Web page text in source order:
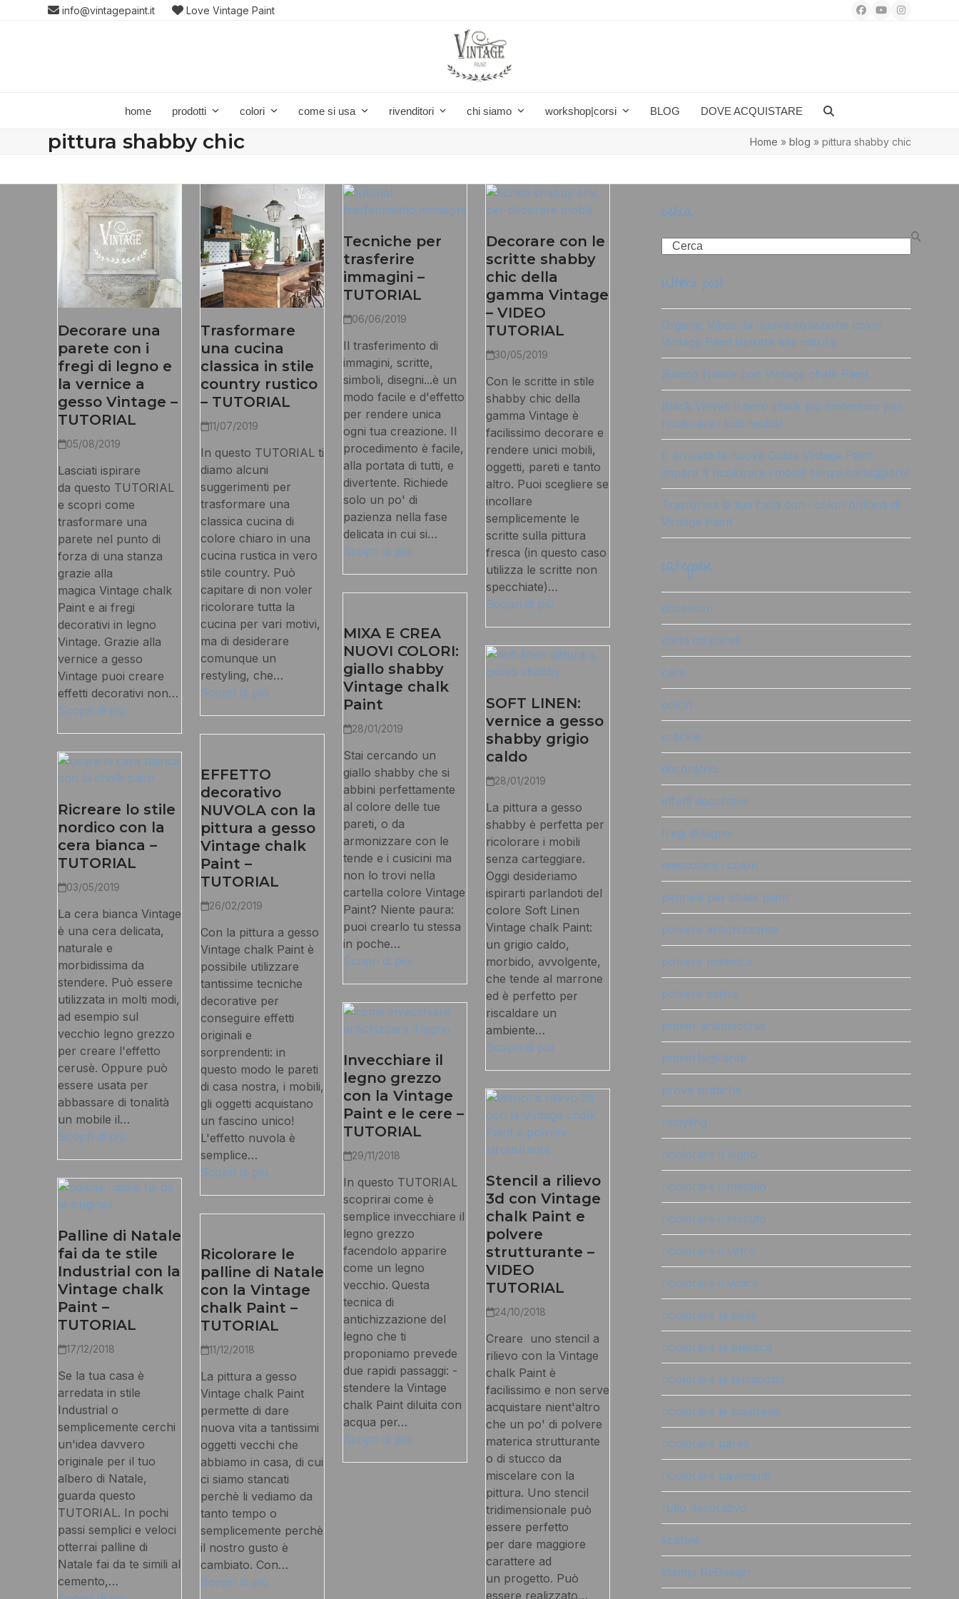
info@vintagepaint.it Love Vintage Paint Facebook
YouTubeInstagram
home prodotti colori come si usa rivenditori chi siamo workshop|corsi BLOG DOVE ACQUISTARE
pittura shabby chic Home » blog » pittura shabby chic
Decorare una
parete con i
fregi di legno e
la vernice a
gesso Vintage –
TUTORIAL
05/08/2019
Lasciati ispirare
da questo TUTORIAL
e scopri come
trasformare una
parete nel punto di
forza di una stanza
grazie alla
magica Vintage chalk
Paint e ai fregi
decorativi in legno
Vintage. Grazie alla
vernice a gesso
Vintage puoi creare
effetti decorativi non…
Scopri di più
Trasformare
una cucina
classica in stile
country rustico
– TUTORIAL
11/07/2019
In questo TUTORIAL ti
diamo alcuni
suggerimenti per
trasformare una
classica cucina di
colore chiaro in una
cucina rustica in vero
stile country. Può
capitare di non voler
ricolorare tutta la
cucina per vari motivi,
ma di desiderare
comunque un
restyling, che…
Scopri di più
Tecniche per
trasferire
immagini –
TUTORIAL
06/06/2019
Il trasferimento di
immagini, scritte,
simboli, disegni...è un
modo facile e d'effetto
per rendere unica
ogni tua creazione. Il
procedimento è facile,
alla portata di tutti, e
divertente. Richiede
solo un po' di
pazienza nella fase
delicata in cui si…
Scopri di più
Decorare con le
scritte shabby
chic della
gamma Vintage
– VIDEO
TUTORIAL
30/05/2019
Con le scritte in stile
shabby chic della
gamma Vintage è
facilissimo decorare e
rendere unici mobili,
oggetti, pareti e tanto
altro. Puoi scegliere se
incollare
semplicemente le
scritte sulla pittura
fresca (in questo caso
utilizza le scritte non
specchiate)…
Scopri di più
Ricreare lo stile
nordico con la
cera bianca –
TUTORIAL
03/05/2019
La cera bianca Vintage
è una cera delicata,
naturale e
morbidissima da
stendere. Può essere
utilizzata in molti modi,
ad esempio sul
vecchio legno grezzo
per creare l'effetto
cerusè. Oppure può
essere usata per
abbassare di tonalità
un mobile il…
Scopri di più
EFFETTO
decorativo
NUVOLA con la
pittura a gesso
Vintage chalk
Paint –
TUTORIAL
26/02/2019
Con la pittura a gesso
Vintage chalk Paint è
possibile utilizzare
tantissime tecniche
decorative per
conseguire effetti
originali e
sorprendenti: in
questo modo le pareti
di casa nostra, i mobili,
gli oggetti acquistano
un fascino unico!
L'effetto nuvola è
semplice…
Scopri di più
MIXA E CREA
NUOVI COLORI:
giallo shabby
Vintage chalk
Paint
28/01/2019
Stai cercando un
giallo shabby che si
abbini perfettamente
al colore delle tue
pareti, o da
armonizzare con le
tende e i cusicini ma
non lo trovi nella
cartella colore Vintage
Paint? Niente paura:
puoi crearlo tu stessa
in poche…
Scopri di più
SOFT LINEN:
vernice a gesso
shabby grigio
caldo
28/01/2019
La pittura a gesso
shabby è perfetta per
ricolorare i mobili
senza carteggiare.
Oggi desideriamo
ispirarti parlandoti del
colore Soft Linen
Vintage chalk Paint:
un grigio caldo,
morbido, avvolgente,
che tende al marrone
ed è perfetto per
riscaldare un
ambiente…
Scopri di più
Palline di Natale
fai da te stile
Industrial con la
Vintage chalk
Paint –
TUTORIAL
17/12/2018
Se la tua casa è
arredata in stile
Industrial o
semplicemente cerchi
un'idea davvero
originale per il tuo
albero di Natale,
guarda questo
TUTORIAL. In pochi
passi semplici e veloci
otterrai palline di
Natale fai da te simili al
cemento,…
Ricolorare le
palline di Natale
con la Vintage
chalk Paint –
TUTORIAL
11/12/2018
La pittura a gesso
Vintage chalk Paint
permette di dare
nuova vita a tantissimi
oggetti vecchi che
abbiamo in casa, di cui
ci siamo stancati
perchè li vediamo da
tanto tempo o
semplicemente perchè
il nostro gusto è
cambiato. Con…
Scopri di più
Invecchiare il
legno grezzo
con la Vintage
Paint e le cere –
TUTORIAL
29/11/2018
In questo TUTORIAL
scoprirai come è
semplice invecchiare il
legno grezzo
facendolo apparire
come un legno
vecchio. Questa
tecnica di
antichizzazione del
legno che ti
proponiamo prevede
due rapidi passaggi: -
stendere la Vintage
chalk Paint diluita con
acqua per…
Scopri di più
Stencil a rilievo
3d con Vintage
chalk Paint e
polvere
strutturante –
VIDEO
TUTORIAL
24/10/2018
Creare uno stencil a
rilievo con la Vintage
chalk Paint è
facilissimo e non serve
acquistare nient'altro
che un po' di polvere
materica strutturante
o di stucco da
miscelare con la
pittura. Uno stencil
tridimensionale può
essere perfetto
per dare maggiore
carattere ad
un progetto. Può
essere realizzato…
cerca
Search
ultimi post
Organic Vibes: la nuova collezione colori
Vintage Paint ispirata alla natura
Bianco Natale con Vintage chalk Paint
Black Velvet: il nero chalk più misterioso per
ricolorare i tuoi mobili!
È arrivata la nuova Guida Vintage Paint:
impara a ricolorare i mobili senza carteggiare!
Trasforma la tua casa con i colori brillanti di
Vintage Paint
categorie
accessori
carta da parati
cere
colori
crackle
decoratrici
effetti decorativi
fregi di legno
mescolare i colori
pennelli per chalk paint
polvere antichizzante
polvere materica
polvere salina
primer antimacchia
primer|sigillante
prove pratiche
restyling
ricolorare il legno
ricolorare il metallo
ricolorare il tessuto
ricolorare il vetro
ricolorare il vimini
ricolorare la pelle
ricolorare la plastica
ricolorare la terracotta
ricolorare le piastrelle
ricolorare pareti
ricolorare pavimenti
rullo decorativo
scatole
stampi ReDesign